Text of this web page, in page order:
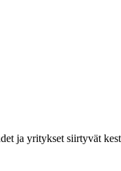
ja yritykset siirtyvät